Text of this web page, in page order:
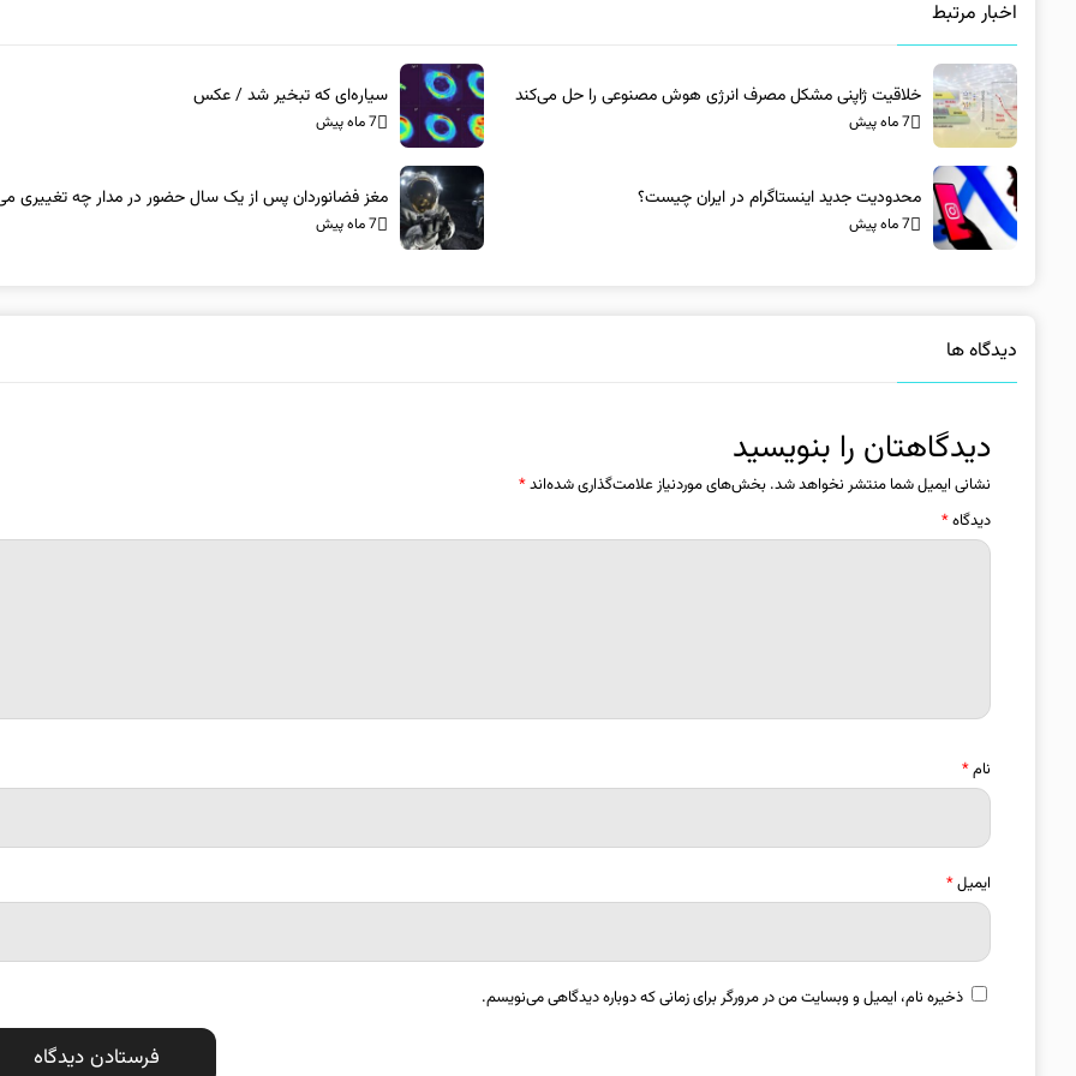
اخبار مرتبط
خلاقیت ژاپنی مشکل مصرف انرژی هوش مصنوعی را حل می‌کند
7 ماه پیش
سیاره‌ای که تبخیر شد / عکس
7 ماه پیش
محدودیت جدید اینستاگرام در ایران چیست؟
7 ماه پیش
مغز فضانوردان پس از یک سال حضور در مدار چه تغییری
7 ماه پیش
دیدگاه ها
دیدگاهتان را بنویسید
نشانی ایمیل شما منتشر نخواهد شد. بخش‌های موردنیاز علامت‌گذاری شده‌اند*
دیدگاه*
نام*
ایمیل*
ذخیره نام، ایمیل و وبسایت من در مرورگر برای زمانی که دوباره دیدگاهی می‌نویسم.